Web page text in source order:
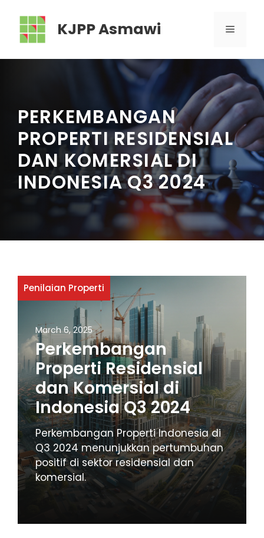
content
KJPP Asmawi MENU
PERKEMBANGAN
PROPERTI RESIDENSIAL
DAN KOMERSIAL DI
INDONESIA Q3 2024
Penilaian Properti
March 6, 2025
Perkembangan
Properti Residensial
dan Komersial di
Indonesia Q3 2024
Perkembangan Properti Indonesia di
Q3 2024 menunjukkan pertumbuhan
positif di sektor residensial dan
komersial.